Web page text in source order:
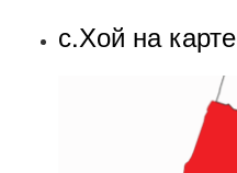
с.Хой на карте